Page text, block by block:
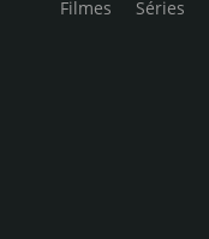
Filmes Séries